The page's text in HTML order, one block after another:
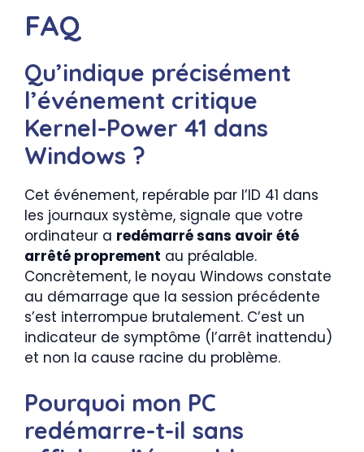
FAQ
Qu’indique précisément
l’événement critique
Kernel-Power 41 dans
Windows ?
Cet événement, repérable par l’ID 41 dans
les journaux système, signale que votre
ordinateur a redémarré sans avoir été
arrêté proprement au préalable.
Concrètement, le noyau Windows constate
au démarrage que la session précédente
s’est interrompue brutalement. C’est un
indicateur de symptôme (l’arrêt inattendu)
et non la cause racine du problème.
Pourquoi mon PC
redémarre-t-il sans